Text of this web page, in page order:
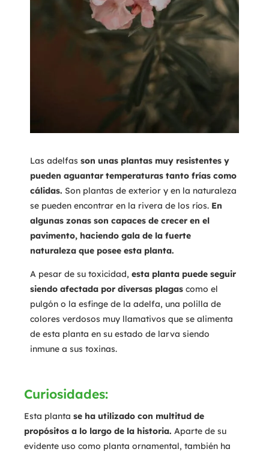
Las adelfas son unas plantas muy resistentes y
pueden aguantar temperaturas tanto frías como
cálidas. Son plantas de exterior y en la naturaleza
se pueden encontrar en la rivera de los ríos. En
algunas zonas son capaces de crecer en el
pavimento, haciendo gala de la fuerte
naturaleza que posee esta planta.
A pesar de su toxicidad, esta planta puede seguir
siendo afectada por diversas plagascomo el
pulgón o la esfinge de la adelfa, una polilla de
colores verdosos muy llamativos que se alimenta
de esta planta en su estado de larva siendo
inmune a sus toxinas.
Curiosidades:
Esta planta se ha utilizado con multitud de
propósitos a lo largo de la historia. Aparte de su
evidente uso como planta ornamental, también ha